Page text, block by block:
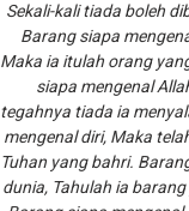
Sekali-kali tiada boleh
Barang siapa
Maka ia itulah orang
siapa mengenal
tegahnya tiada ia
mengenal diri, Maka
Tuhan yang bahri.
dunia, Tahulah ia